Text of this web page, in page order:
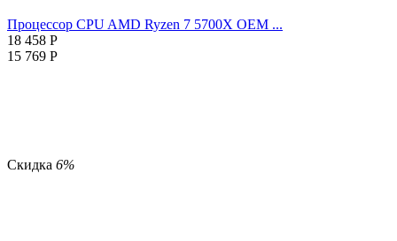
Процессор CPU AMD Ryzen 7 5700X OEM ...
18 458 Р
15 769 Р
Скидка 6%